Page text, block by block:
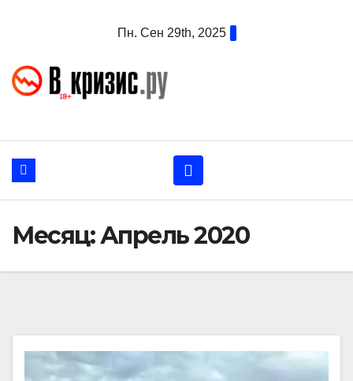
Пн. Сен 29th, 2025
Месяц:Апрель 2020